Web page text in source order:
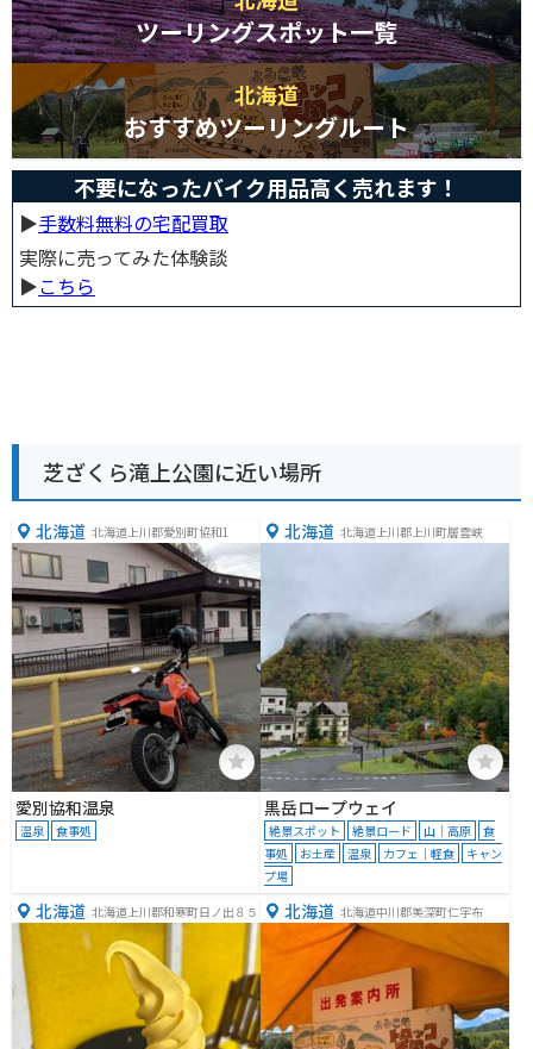
ツーリングスポット一覧
北海道
おすすめツーリングルート
不要になったバイク用品高く売れます！
▶︎手数料無料の宅配買取
実際に売ってみた体験談
▶︎こちら
芝ざくら滝上公園に近い場所
北海道 北海道上川郡愛別町協和1
愛別協和温泉
温泉 食事処
北海道 北海道上川郡上川町層雲峡
黒岳ロープウェイ
絶景スポット 絶景ロード 山｜高原
食
事処
お土産 温泉 カフェ｜軽食
キャン
プ場
北海道 北海道上川郡和寒町日ノ出８５ 北海道 北海道中川郡美深町仁宇布